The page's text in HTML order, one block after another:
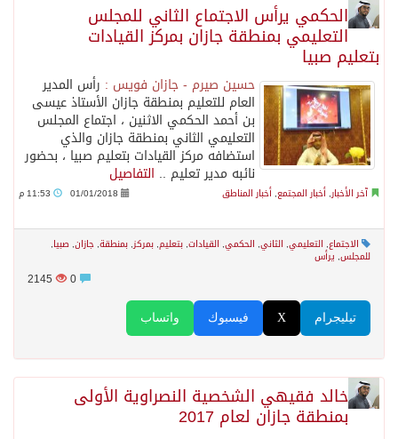
الحكمي يرأس الاجتماع الثاني للمجلس
التعليمي بمنطقة جازان بمركز القيادات
بتعليم صبيا
حسين صيرم - جازان فويس : رأس المدير
العام للتعليم بمنطقة جازان الأستاذ عيسى
بن أحمد الحكمي الاثنين ، اجتماع المجلس
التعليمي الثاني بمنطقة جازان والذي
استضافه مركز القيادات بتعليم صبيا ، بحضور
نائبه مدير تعليم .. التفاصيل
آخر الأخبار, أخبار المجتمع, أخبار المناطق 01/01/2018
الاجتماع, التعليمي, الثاني, الحكمي, القيادات, بتعليم, بمركز, بمنطقة, جازان, صبيا,
للمجلس, يرأس
2145
واتساب فيسبوك X تيليجرام
خالد فقيهي الشخصية النصراوية الأولى
بمنطقة جازان لعام 2017